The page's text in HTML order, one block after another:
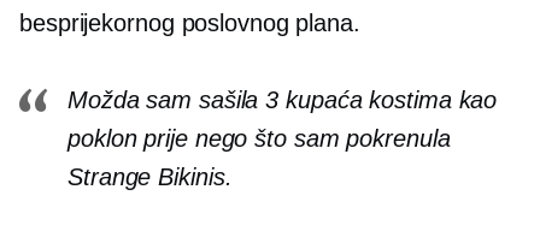
besprijekornog poslovnog plana.
Možda sam sašila 3 kupaća kostima kao
poklon prije nego što sam pokrenula
Strange Bikinis.